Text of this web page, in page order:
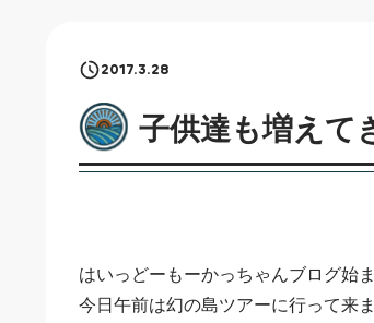
2017.3.28
子供達も増えて
はいっどーもーかっちゃんブログ始
今日午前は幻の島ツアーに行って来